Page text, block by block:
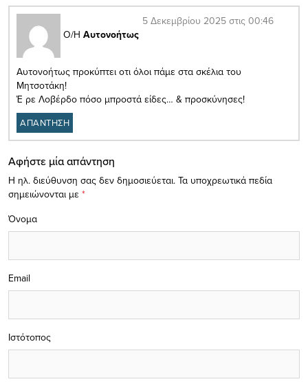
Ο/Η Αυτονοήτως
5 Δεκεμβρίου 2025 στις 00:46
Αυτονοήτως προκύπτει οτι όλοι πάμε στα σκέλια του
Μητσοτάκη!
Έ ρε Λοβέρδο πόσο μπροστά είδες… & προσκύνησες!
ΑΠΑΝΤΗΣΗ
Αφήστε μία απάντηση
Η ηλ. διεύθυνση σας δεν δημοσιεύεται. Τα υποχρεωτικά πεδία
σημειώνονται με *
Όνομα
Email
Ιστότοπος